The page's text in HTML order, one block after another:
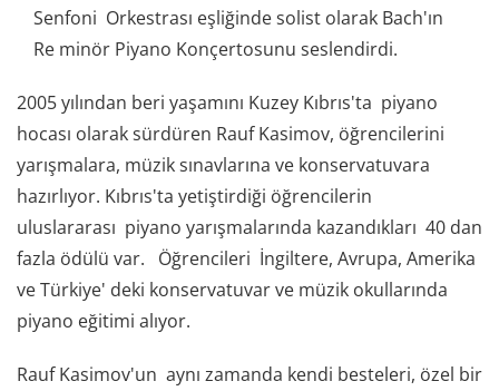
Senfoni Orkestrası eşliğinde solist olarak Bach'ın
Re minör Piyano Konçertosunu seslendirdi.
2005 yılından beri yaşamını Kuzey Kıbrıs'ta piyano
hocası olarak sürdüren Rauf Kasimov, öğrencilerini
yarışmalara, müzik sınavlarına ve konservatuvara
hazırlıyor. Kıbrıs'ta yetiştirdiği öğrencilerin
uluslararası piyano yarışmalarında kazandıkları 40 dan
fazla ödülü var. Öğrencileri İngiltere, Avrupa, Amerika
ve Türkiye' deki konservatuvar ve müzik okullarında
piyano eğitimi alıyor.
Rauf Kasimov'un aynı zamanda kendi besteleri, özel bir